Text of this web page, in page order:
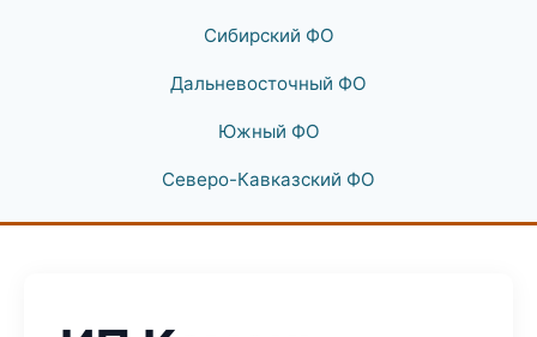
Сибирский ФО
Дальневосточный ФО
Южный ФО
Северо-Кавказский ФО